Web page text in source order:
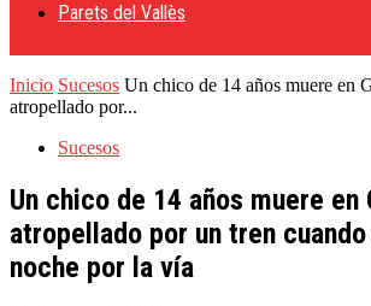
Parets del Vallès
Inicio Sucesos Un chico de 14 años muere en
atropellado por...
Sucesos
Un chico de 14 años muere en
atropellado por un tren
noche por la vía